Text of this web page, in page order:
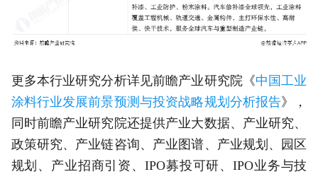
更多本行业研究分析详见前瞻产业研究院《中国工业
涂料行业发展前景预测与投资战略规划分析报告》，
同时前瞻产业研究院还提供产业大数据、产业研究、
政策研究、产业链咨询、产业图谱、产业规划、园区
规划、产业招商引资、IPO募投可研、IPO业务与技